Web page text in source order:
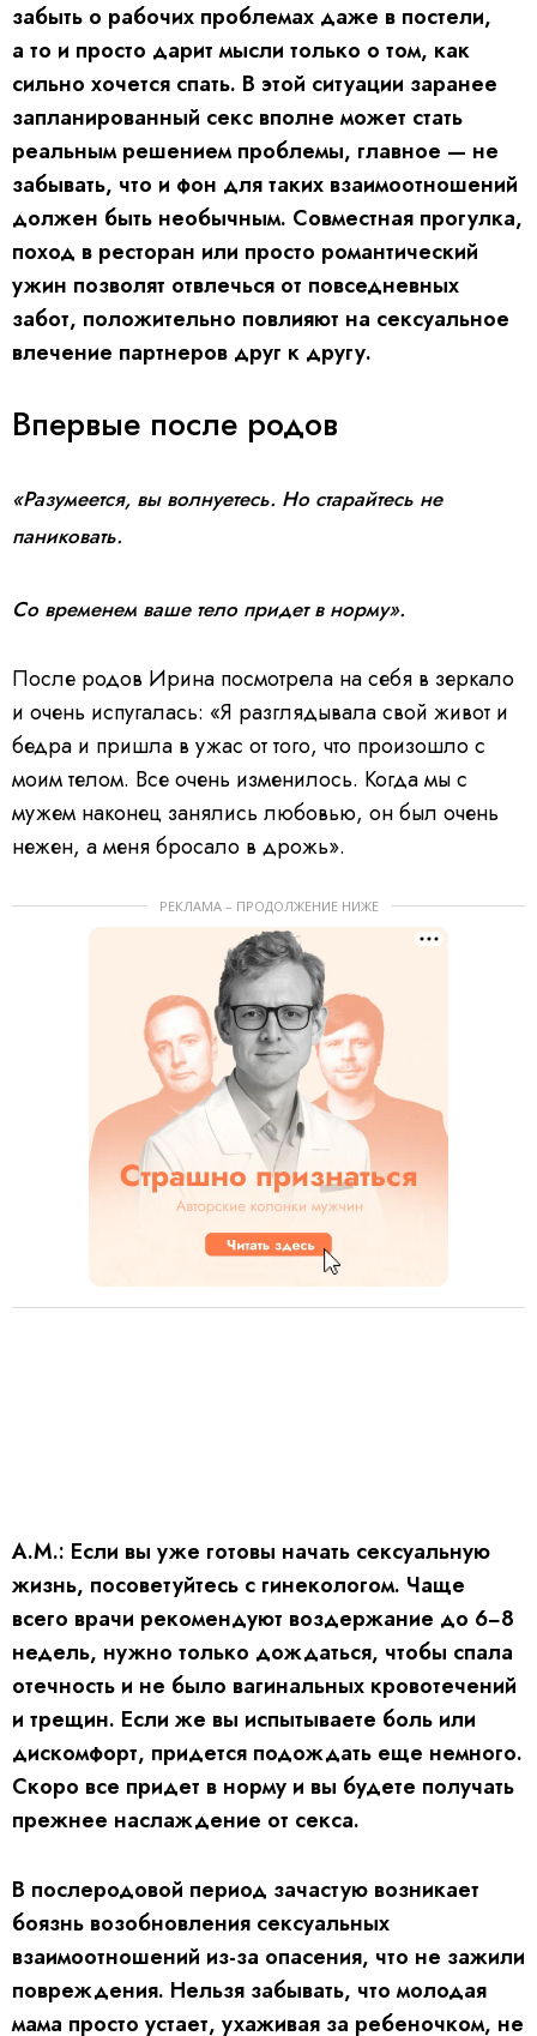
забыть о рабочих проблемах даже в постели,
а то и просто дарит мысли только о том, как
сильно хочется спать. В этой ситуации заранее
запланированный секс вполне может стать
реальным решением проблемы, главное — не
забывать, что и фон для таких взаимоотношений
должен быть необычным. Совместная прогулка,
поход в ресторан или просто романтический
ужин позволят отвлечься от повседневных
забот, положительно повлияют на сексуальное
влечение партнеров друг к другу.
Впервые после родов
«Разумеется, вы волнуетесь. Но старайтесь не
паниковать.
Со временем ваше тело придет в норму».
После родов Ирина посмотрела на себя в зеркало
и очень испугалась: «Я разглядывала свой живот и
бедра и пришла в ужас от того, что произошло с
моим телом. Все очень изменилось. Когда мы с
мужем наконец занялись любовью, он был очень
нежен, а меня бросало в дрожь».
РЕКЛАМА – ПРОДОЛЖЕНИЕ НИЖЕ
А.М.: Если вы уже готовы начать сексуальную
жизнь, посоветуйтесь с гинекологом. Чаще
всего врачи рекомендуют воздержание до 6−8
недель, нужно только дождаться, чтобы спала
отечность и не было вагинальных кровотечений
и трещин. Если же вы испытываете боль или
дискомфорт, придется подождать еще немного.
Скоро все придет в норму и вы будете получать
прежнее наслаждение от секса.
В послеродовой период зачастую возникает
боязнь возобновления сексуальных
взаимоотношений из-за опасения, что не зажили
повреждения. Нельзя забывать, что молодая
мама просто устает, ухаживая за ребеночком, не